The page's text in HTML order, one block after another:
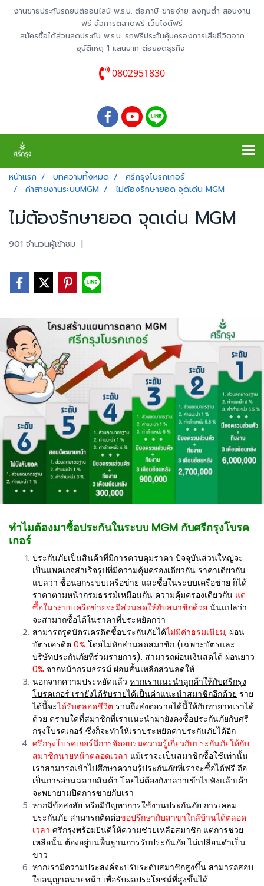
งานขายประกันรถยนต์ออนไลน์ พ.ร.บ. ต่อภาษี ขายง่าย ลงทุนต่ำ สอนงาน
ฟรี สื่อการตลาดฟรี เว็บไซต์ฟรี
สมัครซื้อได้ส่วนลดประกัน พ.ร.บ. รถฟรีประกันคุ้มครองการเสียชีวิตจาก
อุบัติเหตุ 1 แสนบาท ต่อยอดธุรกิจ
0802951830
หน้าแรก บทความทั้งหมด
ศรีกรุงโบรกเกอร์
ค่าสายงานระบบMGM
ไม่ต้องรักษายอด จุดเด่น MGM
ไม่ต้องรักษายอด จุดเด่น MGM
901 จำนวนผู้เข้าชม |
ทำไมต้องมาซื้อประกันในระบบ MGM กับศรีกรุงโบรค
เกอร์
ประกันภัยเป็นสินค้าที่มีการควบคุมราคา ปัจจุบันส่วนใหญ่จะ
เป็นแพคเกจสำเร็จรูปที่มีความคุ้มครองเดียวกัน ราคาเดียวกัน
แปลว่า ซื้อนอกระบบเครือข่าย และซื้อในระบบเครือข่าย ก็ได้
ราคาตามหน้ากรมธรรม์เหมือนกัน ความคุ้มครองเดียวกัน แต่
ซื้อในระบบเครือข่ายจะมีส่วนลดให้กับสมาชิกด้วย นั่นแปลว่า
จะสามาถซื้อได้ในราคาที่ประหยัดกว่า
สามารถรูดบัตรเครดิตซื้อประกันภัยได้ไม่มีค่าธรมเนียม, ผ่อน
บัตรเครดิต 0% โดยไม่หักส่วนลดสมาชิก (เฉพาะบัตรและ
บริษัทประกันภัยที่ร่วมรายการ), สามารถผ่อนเงินสดได้ ผ่อนยาว
0% จากหน้ากรมธรรม์ ผ่อนสั้นเหลือส่วนลดให้
นอกจากความประหยัดแล้ว หากเราแนะนำลูกค้าให้กับศรีกรุง
โบรคเกอร์ เรายังได้รับรายได้เป็นค่าแนะนำสมาชิกอีกด้วย ราย
ได้นี้จะได้รับตลอดชีวิต รวมถึงส่งต่อรายได้นี้ให้กับทายาทเราได้
ด้วย ตราบใดที่สมาชิกที่เราแนะนำมายังคงซื้อประกันภัยกับศรี
กรุงโบรคเกอร์ ซึ่งก็จะทำให้เราประหยัดค่าประกันภัยได้อีก
ศรีกรุงโบรคเกอร์มีการจัดอบรมความรู้เกี่ยวกับประกันภัยให้กับ
สมาชิกนายหน้าตลอดเวลา แม้เราจะเป็นสมาชิกซื้อใช้เท่านั้น
เราสามารถเข้าไปศึกษาความรู้ประกันภัยที่เราจะซื้อได้ฟรี ถือ
เป็นการอ่านฉลากสินค้า โดยไม่ต้องกังวลว่าเข้าไปฟังแล้วเค้า
จะพยายามปิดการขายกับเรา
หากมีข้อสงสัย หรือมีปัญหาการใช้งานประกันภัย การเคลม
ประกันภัย สามารถติดต่อขอปรึกษากับสาขาใกล้บ้านได้ตลอด
เวลา ศรีกรุงพร้อมยินดีให้ความช่วยเหลือสมาชิก แต่การช่วย
เหลือนั้น ต้องอยู่บนพื้นฐานการรับประกันภัย ไม่เปลี่ยนดำเป็น
ขาว
หากเรามีความประสงค์จะปรับระดับสมาชิกสูงขึ้น สามารถสอบ
ใบอนุญาตนายหน้า เพื่อรับผลประโยชน์ที่สูงขึ้นได้